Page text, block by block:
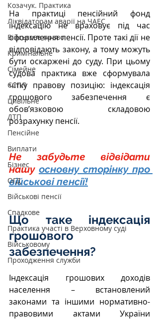
Козачук. Практика
Ліквідаторам аварії на ЧАЕС
Військове право
Кримінальне
Сімейне
ЄСПЛ
Цивільне
ДТП
Пенсійне
Виплати
Бізнес
ОГД
Військові пенсії
Спадкове
Практика участі в Верховному суді
Військовому
Проходження служби
На практиці пенсійний фонд
індексацію не враховує під час
оформлення пенсії. Проте такі дії не
відповідають закону, а тому можуть
бути оскаржені до суду. При цьому
судова практика вже сформувала
чітку правову позицію: індексація
грошового забезпечення є
обов’язковою складовою
розрахунку пенсії.
Не забудьте відвідати
нашу основну сторінку про
військові пенсії!
Що таке індексація
грошового
забезпечення?
Індексація грошових доходів
населення – встановлений
законами та іншими нормативно-
правовими актами України